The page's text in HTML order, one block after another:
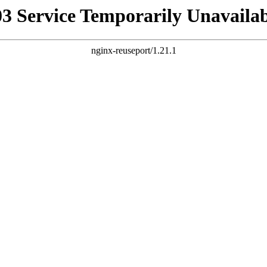
Service Temporarily
nginx-reuseport/1.21.1